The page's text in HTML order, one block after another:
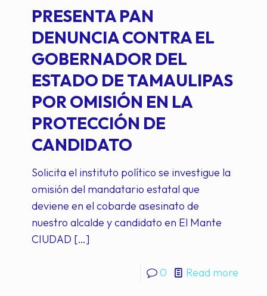
PRESENTA PAN
DENUNCIA CONTRA EL
GOBERNADOR DEL
ESTADO DE TAMAULIPAS
POR OMISIÓN EN LA
PROTECCIÓN DE
CANDIDATO
Solicita el instituto político se investigue la
omisión del mandatario estatal que
deviene en el cobarde asesinato de
nuestro alcalde y candidato en El Mante
CIUDAD […]
0 Read more